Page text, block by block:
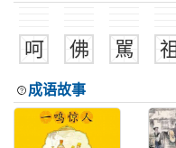
呵 佛 駡
成语故事